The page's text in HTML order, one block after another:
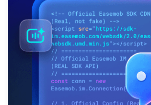
登录即时通讯云
登录客服云